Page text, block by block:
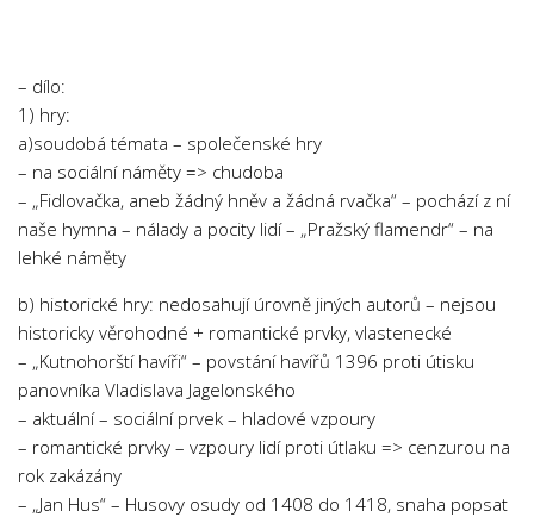
Ekonomie
Fyzika
Jazyky
Management
Marketing
Občanská nauka
Pedagogika
Právo
– dílo:
1) hry:
a)soudobá témata – společenské hry
– na sociální náměty => chudoba
– „Fidlovačka, aneb žádný hněv a žádná rvačka“ – pochází z ní
naše hymna – nálady a pocity lidí – „Pražský flamendr“ – na
lehké náměty
b) historické hry: nedosahují úrovně jiných autorů – nejsou
historicky věrohodné + romantické prvky, vlastenecké
– „Kutnohorští havíři“ – povstání havířů 1396 proti útisku
panovníka Vladislava Jagelonského
– aktuální – sociální prvek – hladové vzpoury
– romantické prvky – vzpoury lidí proti útlaku => cenzurou na
rok zakázány
– „Jan Hus“ – Husovy osudy od 1408 do 1418, snaha popsat